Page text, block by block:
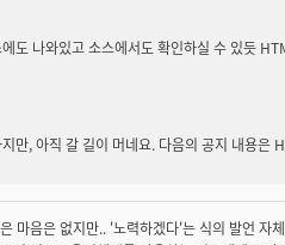
도 나와있고 소스에서도 확인하실 수 있듯
만, 아직 갈 길이 머네요. 다음의 공지 내용은
마음은 없지만.. '노력하겠다'는 식의 발언 자